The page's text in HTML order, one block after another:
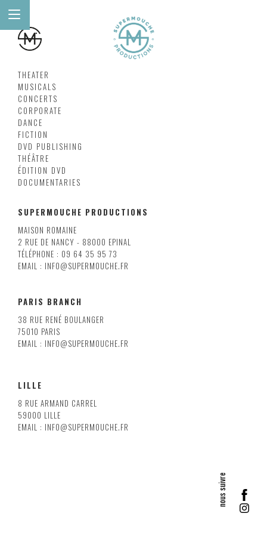
THEATER
MUSICALS
CONCERTS
CORPORATE
DANCE
FICTION
DVD PUBLISHING
THÉÂTRE
ÉDITION DVD
DOCUMENTARIES
SUPERMOUCHE PRODUCTIONS
MAISON ROMAINE
2 RUE DE NANCY - 88000 EPINAL
TÉLÉPHONE : 09 64 35 95 73
EMAIL : INFO@SUPERMOUCHE.FR
PARIS BRANCH
38 RUE RENÉ BOULANGER
75010 PARIS
EMAIL : INFO@SUPERMOUCHE.FR
LILLE
8 RUE ARMAND CARREL
59000 LILLE
EMAIL : INFO@SUPERMOUCHE.FR